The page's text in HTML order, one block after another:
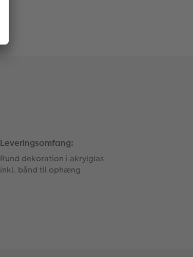
Leveringsomfang:
Rund dekoration i akrylglas
inkl. bånd til ophæng